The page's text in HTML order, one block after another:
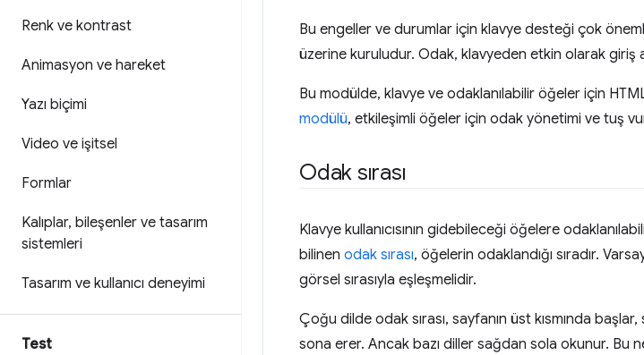
Renk ve kontrast
Animasyon ve hareket
Yazı biçimi
Video ve işitsel
Formlar
Kalıplar, bileşenler ve tasarım
sistemleri
Tasarım ve kullanıcı deneyimi
Test
Bu engeller ve durumlar için klavye desteği çok
üzerine kuruludur. Odak, klavyeden etkin olarak giriş
Bu modülde, klavye ve odaklanılabilir öğeler için
modülü, etkileşimli öğeler için odak yönetimi ve tuş
Odak sırası
Klavye kullanıcısının gidebileceği öğelere
bilinen odak sırası, öğelerin odaklandığı sıradır.
görsel sırasıyla eşleşmelidir.
Çoğu dilde odak sırası, sayfanın üst kısmında
sona erer. Ancak bazı diller sağdan sola okunur. Bu